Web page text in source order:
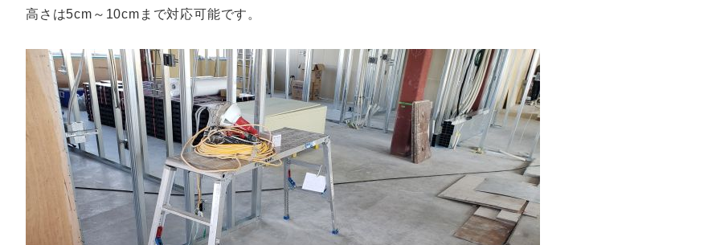
高さは5cm～10cmまで対応可能です。